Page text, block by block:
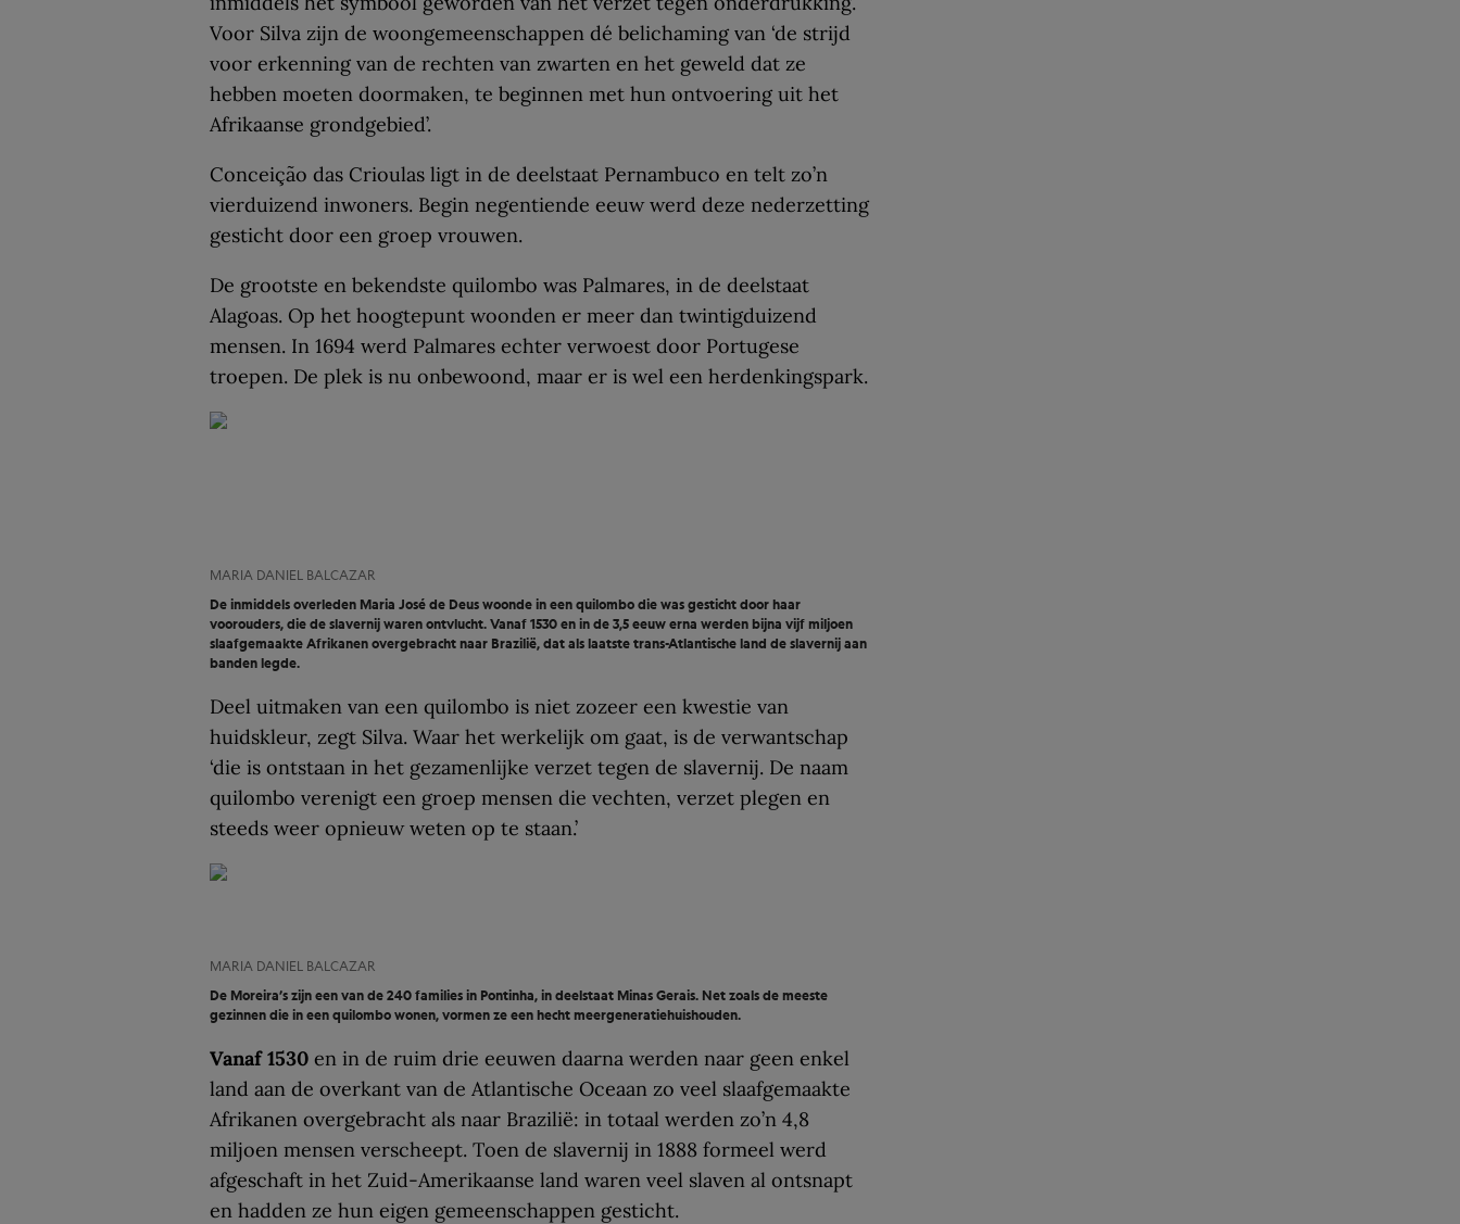
Voor Silva zijn de woongemeenschappen dé belichaming van ‘de strijd
voor erkenning van de rechten van zwarten en het geweld dat ze
hebben moeten doormaken, te beginnen met hun ontvoering uit het
Afrikaanse grondgebied’.
Conceição das Crioulas ligt in de deelstaat Pernambuco en telt zo’n
vierduizend inwoners. Begin negentiende eeuw werd deze nederzetting
gesticht door een groep vrouwen.
De grootste en bekendste quilombo was Palmares, in de deelstaat
Alagoas. Op het hoogtepunt woonden er meer dan twintigduizend
mensen. In 1694 werd Palmares echter verwoest door Portugese
troepen. De plek is nu onbewoond, maar er is wel een herdenkingspark.
MARIA DANIEL BALCAZAR
De inmiddels overleden Maria José de Deus woonde in een quilombo die was gesticht door haar
voorouders, die de slavernij waren ontvlucht. Vanaf 1530 en in de 3,5 eeuw erna werden bijna vijf miljoen
slaafgemaakte Afrikanen overgebracht naar Brazilië, dat als laatste trans-Atlantische land de slavernij aan
banden legde.
Deel uitmaken van een quilombo is niet zozeer een kwestie van
huidskleur, zegt Silva. Waar het werkelijk om gaat, is de verwantschap
‘die is ontstaan in het gezamenlijke verzet tegen de slavernij. De naam
quilombo verenigt een groep mensen die vechten, verzet plegen en
steeds weer opnieuw weten op te staan.’
MARIA DANIEL BALCAZAR
De Moreira’s zijn een van de 240 families in Pontinha, in deelstaat Minas Gerais. Net zoals de meeste
gezinnen die in een quilombo wonen, vormen ze een hecht meergeneratiehuishouden.
Vanaf 1530 en in de ruim drie eeuwen daarna werden naar geen enkel
land aan de overkant van de Atlantische Oceaan zo veel slaafgemaakte
Afrikanen overgebracht als naar Brazilië: in totaal werden zo’n 4,8
miljoen mensen verscheept. Toen de slavernij in 1888 formeel werd
afgeschaft in het Zuid-Amerikaanse land waren veel slaven al ontsnapt
en hadden ze hun eigen gemeenschappen gesticht.